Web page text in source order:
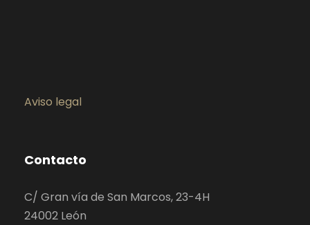
Aviso legal
Contacto
C/ Gran vía de San Marcos, 23-4H
24002 León